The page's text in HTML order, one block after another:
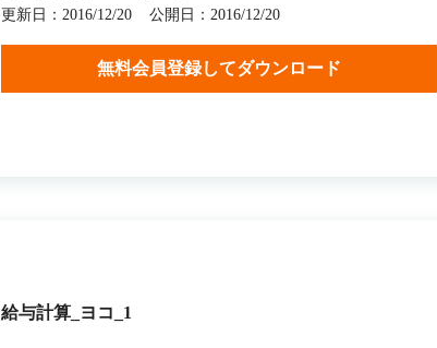
更新日：2016/12/20
公開日：2016/12/20
無料会員登録してダウンロード
給与計算_ヨコ_1